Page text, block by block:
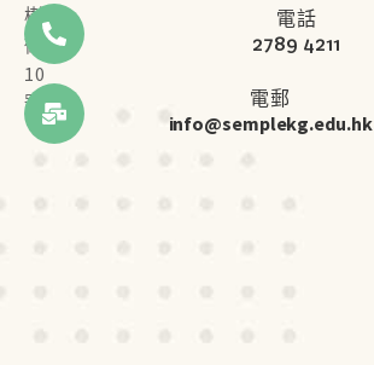
樹
街
10
號
電話
2789 4211
電郵
info@semplekg.edu.hk